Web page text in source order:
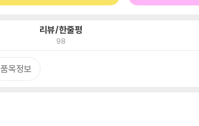
리뷰/한줄평
98
품목정보